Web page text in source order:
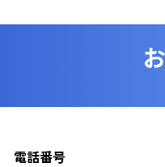
ん、漏えい、滅失及び毀損
本ウェブサイトでは、一
コンテンツへのアクセス
ません。また、お使いの
本ウェブサイトでは、
せん。この機能はCookie
8. プライバシーポリシーの変
電話番号